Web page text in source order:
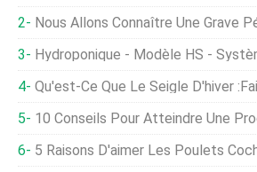
Nous Allons Connaître Une Grave Pénurie De
Hydroponique - Modèle HS -
Qu'est-Ce Que Le Seigle D'hiver :faire Pousser Du Seigle
10 Conseils Pour Atteindre Une
5 Raisons D'aimer Les Poulets